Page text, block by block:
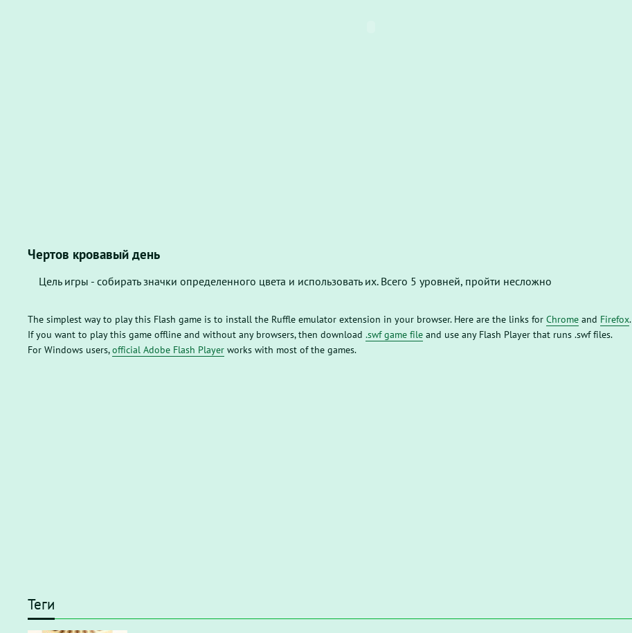
Чертов кровавый день
Цель игры - собирать значки определенного цвета и использовать их. Всего 5 уровней, пройти несложно
The simplest way to play this Flash game is to install the Ruffle emulator extension in your browser. Here are the links for Chrome and Firefox.
If you want to play this game offline and without any browsers, then download .swf game file and use any Flash Player that runs .swf files.
For Windows users,official Adobe Flash Player works with most of the games.
Теги